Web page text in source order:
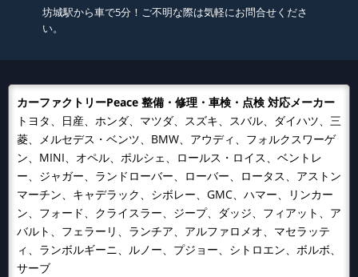
坊城駅から車で5分！ご不明な際は気軽にお問合せくださ
い。
カーファクトリーPeace 整備・修理・車検・点検 対応メーカー
トヨタ、日産、ホンダ、マツダ、スズキ、スバル、ダイハツ、三
菱、メルセデス・ベンツ、BMW、アウディ、フォルクスワーゲ
ン、MINI、オペル、ポルシェ、ロールス・ロイス、ベントレ
ー、ジャガー、ランドローバー、ローバー、ロータス、アストン
マーチン、キャデラック、シボレー、GMC、ハマー、リンカー
ン、フォード、クライスラー、ジープ、ダッジ、フィアット、ア
バルト、フェラーリ、ランチア、アルファロメオ、マセラッテ
ィ、ランボルギーニ、ルノー、プジョー、シトロエン、ボルボ、
サーブ